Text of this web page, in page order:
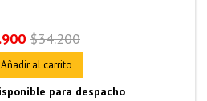
Precio
base
$34.200
Añadir al carrito
para despacho